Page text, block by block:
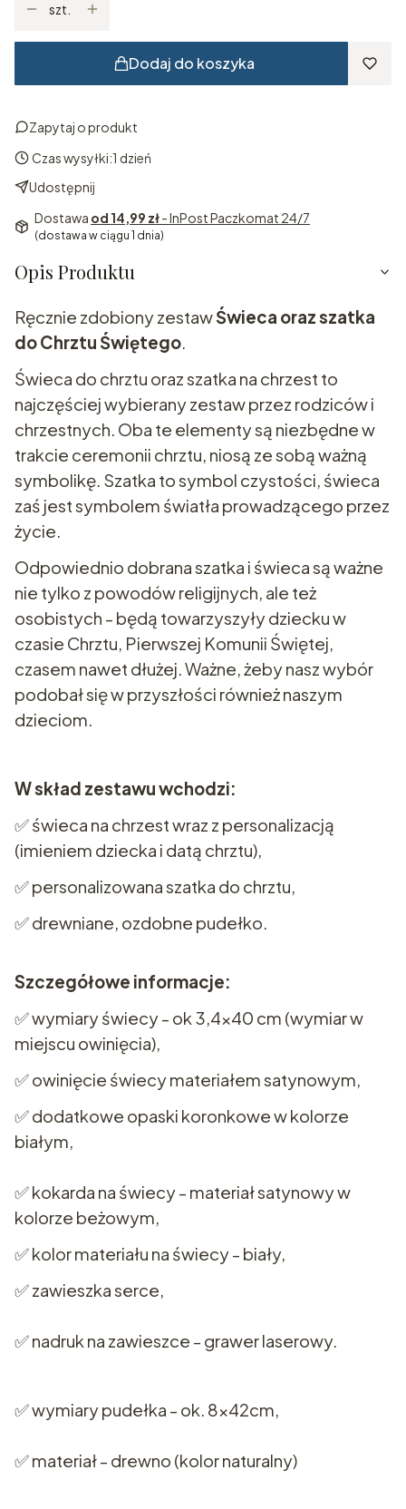
szt.
Dodaj do koszyka
Zapytaj o produkt
Czas wysyłki:1 dzień
Udostępnij
Dostawa od 14,99 zł- InPost Paczkomat 24/7
(dostawa w ciągu 1 dnia)
Opis Produktu
Ręcznie zdobiony zestawŚwieca oraz szatka
do Chrztu Świętego.
Świeca do chrztu oraz szatka na chrzest to
najczęściej wybierany zestaw przez rodziców i
chrzestnych. Oba te elementy są niezbędne w
trakcie ceremonii chrztu, niosą ze sobą ważną
symbolikę. Szatka to symbol czystości, świeca
zaś jest symbolem światła prowadzącego przez
życie.
Odpowiednio dobrana szatka i świeca są ważne
nie tylko z powodów religijnych, ale też
osobistych - będą towarzyszyły dziecku w
czasie Chrztu, Pierwszej Komunii Świętej,
czasem nawet dłużej. Ważne, żeby nasz wybór
podobał się w przyszłości również naszym
dzieciom.
W skład zestawu wchodzi:
✅ świeca na chrzest wraz z personalizacją
(imieniem dziecka i datą chrztu),
✅ personalizowana szatka do chrztu,
✅ drewniane, ozdobne pudełko.
Szczegółowe informacje:
✅ wymiary świecy - ok 3,4x40 cm (wymiar w
miejscu owinięcia),
✅ owinięcie świecy materiałem satynowym,
✅ dodatkowe opaski koronkowe w kolorze
białym,
✅ kokarda na świecy - materiał satynowy w
kolorze beżowym,
✅ kolor materiału na świecy - biały,
✅ zawieszka serce,
✅ nadruk na zawieszce - grawer laserowy.
✅ wymiary pudełka - ok. 8x42cm,
✅ materiał - drewno (kolor naturalny)